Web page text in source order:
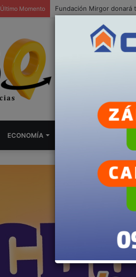
Último Momento ZARATE: Castraciones
ECONOMÍA